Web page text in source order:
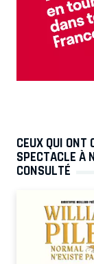
CEUX QUI ONT
SPECTACLE À
CONSULTÉ